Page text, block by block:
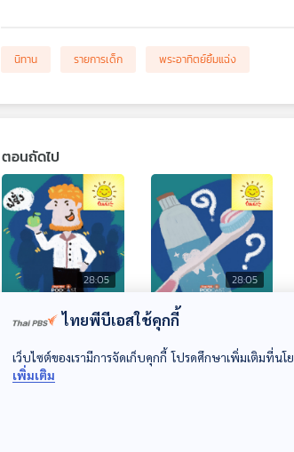
นิทาน รายการเด็ก พระอาทิตย์ยิ้มแฉ่ง
ตอนถัดไป
28:05
EP. 1972: ทำไมคน
ฝรั่ง
พระอาทิตย์ยิ้มแฉ่ง
28:05
EP. 1973: อะไรเกิด
ก่อนกัน “แปรงสีฟัน
หรือยาสีฟัน”
พระอาทิตย์ยิ้มแฉ่ง
ไทยพีบีเอสใช้คุกกี้
เว็บไซต์ของเรามีการจัดเก็บคุกกี้ โปรดศึกษาเพิ่มเติมที่น
เพิ่มเติม